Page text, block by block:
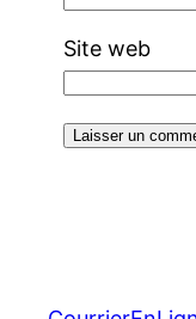
Site web